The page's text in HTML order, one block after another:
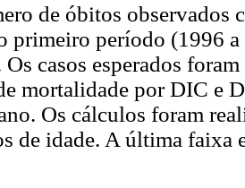
de óbitos observados
primeiro período (1996
casos esperados
mortalidade por DIC e
Os cálculos foram
de idade. A última faixa